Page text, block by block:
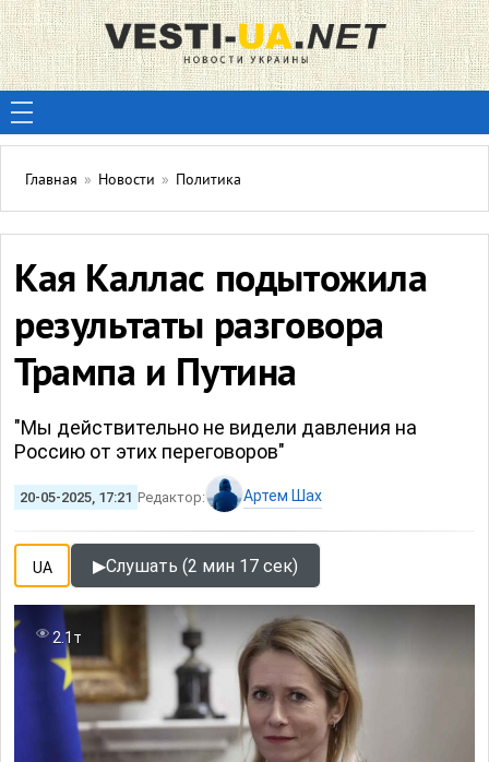
Главная » Новости » Политика
Кая Каллас подытожила
результаты разговора
Трампа и Путина
"Мы действительно не видели давления на
Россию от этих переговоров"
20-05-2025, 17:21 Редактор: Артем Шах
UA ▶Слушать (2 мин 17 сек)
2.1т